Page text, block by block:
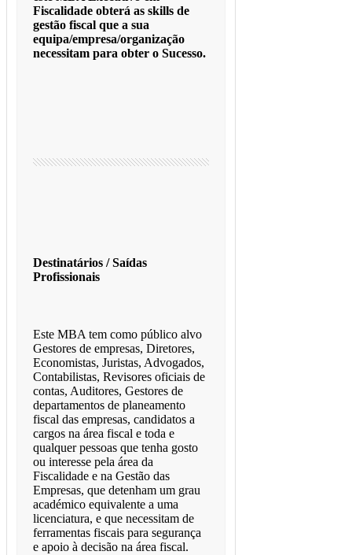
Fiscalidade obterá as skills de
gestão fiscal que a sua
equipa/empresa/organização
necessitam para obter o Sucesso.
Destinatários / Saídas
Profissionais
Este MBA tem como público alvo
Gestores de empresas, Diretores,
Economistas, Juristas, Advogados,
Contabilistas, Revisores oficiais de
contas, Auditores, Gestores de
departamentos de planeamento
fiscal das empresas, candidatos a
cargos na área fiscal e toda e
qualquer pessoas que tenha gosto
ou interesse pela área da
Fiscalidade e na Gestão das
Empresas, que detenham um grau
académico equivalente a uma
licenciatura, e que necessitam de
ferramentas fiscais para segurança
e apoio à decisão na área fiscal.